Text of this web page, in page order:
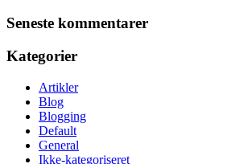
Seneste kommentarer
Kategorier
Artikler
Blog
Blogging
Default
General
Ikke-kategoriseret